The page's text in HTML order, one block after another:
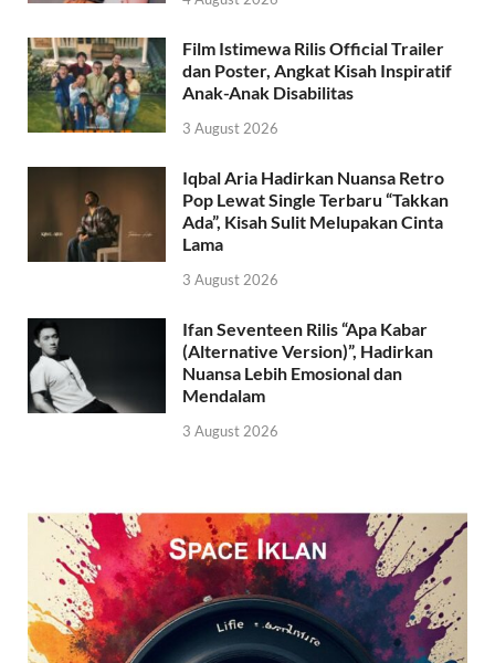
Film Istimewa Rilis Official Trailer
dan Poster, Angkat Kisah Inspiratif
Anak-Anak Disabilitas
3 August 2026
Iqbal Aria Hadirkan Nuansa Retro
Pop Lewat Single Terbaru “Takkan
Ada”, Kisah Sulit Melupakan Cinta
Lama
3 August 2026
Ifan Seventeen Rilis “Apa Kabar
(Alternative Version)”, Hadirkan
Nuansa Lebih Emosional dan
Mendalam
3 August 2026